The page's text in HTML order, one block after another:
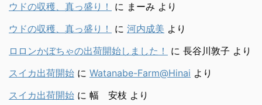
ウドの収穫、真っ盛り！ に まーみ より
ウドの収穫、真っ盛り！
に 河内成美 より
ロロンかぼちゃの出荷開始しました！
に 長谷川敦子 より
スイカ出荷開始 に Watanabe-Farm@Hinai より
スイカ出荷開始 に 幅 安枝 より